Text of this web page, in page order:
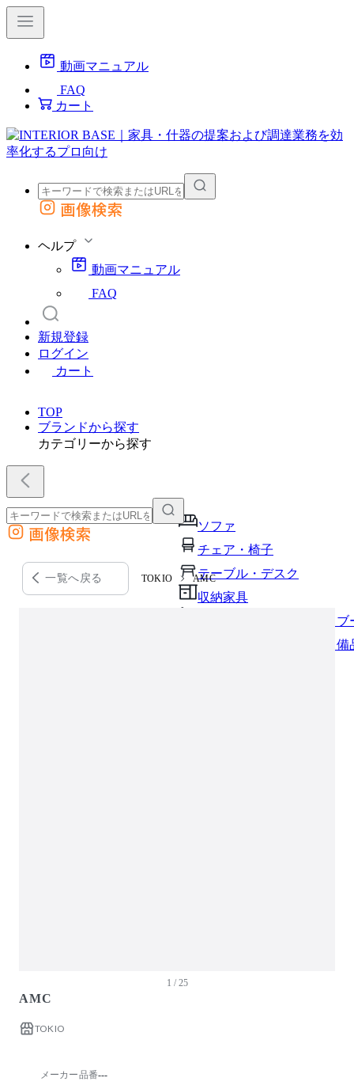
動画マニュアル
FAQ
カート
外部サイトの商品をカートに追加
画像検索
ヘルプ
動画マニュアル
FAQ
新規登録
ログイン
カート
TOP
ブランドから探す
カテゴリーから探す
ソファ
チェア・椅子
テーブル・デスク
収納家具
パーソナルブース・集中ブ
オフィスアクセサリー・備
外部サイトの商品をカートに追加
他のサイトで見つけた商品ページのURLを貼り付けて、カートに追加できます
画像検索
一覧へ戻る TOKIO AMC
1 / 25
AMC
TOKIO
メーカー品番---